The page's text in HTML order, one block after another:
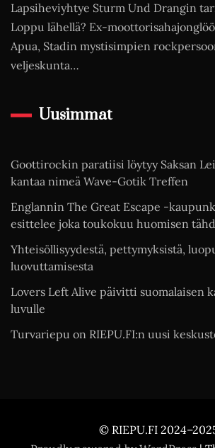
Lapsiheviyhtye Sturm Und Drangin
Loppu lähellä? Ex-
Apua, Stadin mystisimpien
veljeskunta…
Uusimmat
Goottirockin paratiisi löytyy Saksan
kantaa nimeä Wave-Gotik Treffen
Englannin The Great Escape -
esittelee joka toukokuu huomisen
Yhteisöllisyydestä, pettymyksistä,
luovuttamisesta
Lovers Left Alive päivitti suomalaisen
luvulle
Turvariepu on RIEPU.FI:n uusi
© RIEPU.FI